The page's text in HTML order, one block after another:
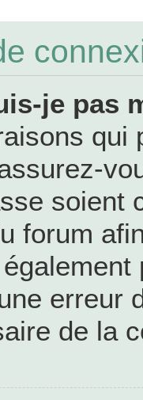
je pas
qui
soient
forum
erreur
de la